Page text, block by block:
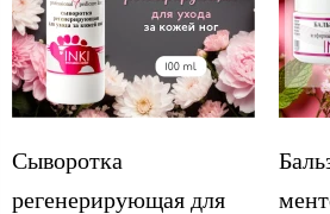
Cыворотка
регенерирующая для